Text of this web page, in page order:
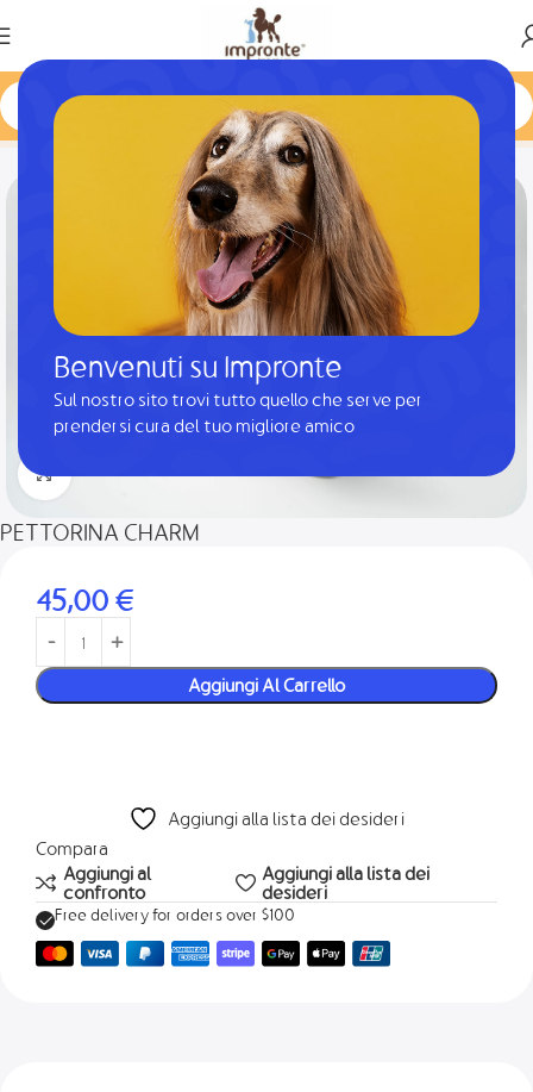
Benvenuti su Impronte
Sul nostro sito trovi tutto quello che serve per
prendersi cura del tuo migliore amico
Home PETTORINA CHARM
Clicca per ingrandire
PETTORINA CHARM
45,00 €
Aggiungi Al Carrello
Aggiungi alla lista dei desideri
Compara
Aggiungi al
confronto
Aggiungi alla lista dei
desideri
Free delivery for orders over $100